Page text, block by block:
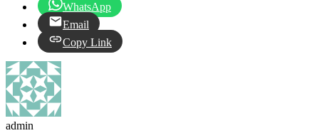
WhatsApp
Email
Copy Link
admin